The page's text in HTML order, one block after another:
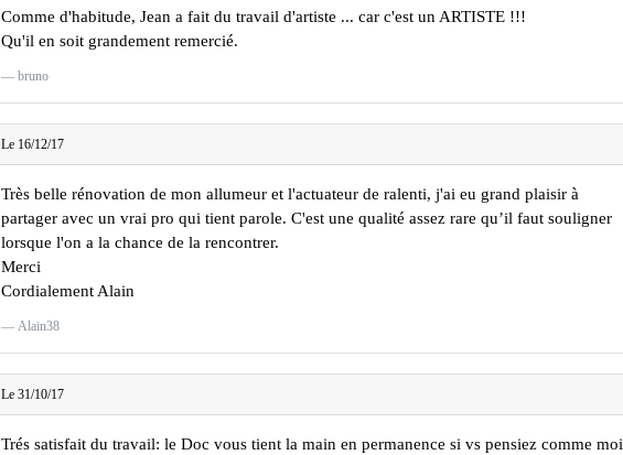
Comme d'habitude, Jean a fait du travail d'artiste ... car c'est un ARTISTE !!!
Qu'il en soit grandement remercié.
bruno
Le 16/12/17
Très belle rénovation de mon allumeur et l'actuateur de ralenti, j'ai eu grand plaisir à
partager avec un vrai pro qui tient parole. C'est une qualité assez rare qu’il faut souligner
lorsque l'on a la chance de la rencontrer.
Merci
Cordialement Alain
Alain38
Le 31/10/17
Trés satisfait du travail: le Doc vous tient la main en permanence si vs pensiez comme moi